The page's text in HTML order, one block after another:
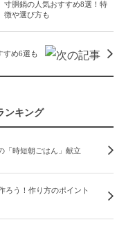
寸胴鍋の人気おすすめ8選！特
徴や選び方も
すめ6選も
ンキング
「時短朝ごはん」献立
ろう！作り方のポイント